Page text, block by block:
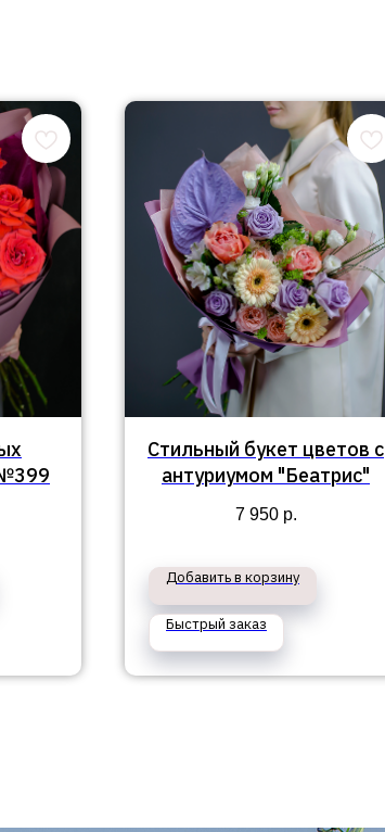
Стильный букет цветов с
антуриумом "Беатрис"
7 950 р.
Добавить в корзину
Быстрый заказ